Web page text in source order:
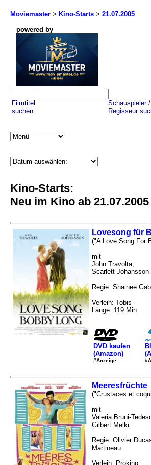
Moviemaster > Kino-Starts > 21.07.2005
powered by
Filmtitel
suchen
Schauspieler /
Regisseur
Kino-Starts:
Neu im Kino ab 21.07.2005
Lovesong für
("A Love Song For
mit
John Travolta,
Scarlett Johansson
Regie: Shainee
Verleih: Tobis
Länge: 119 Min.
DVD kaufen
(Amazon)
#Anzeige
Meeresfrüchte
("Crustaces et
mit
Valeria Bruni-
Gilbert Melki
Regie: Olivier
Martineau
Verleih: Prokino